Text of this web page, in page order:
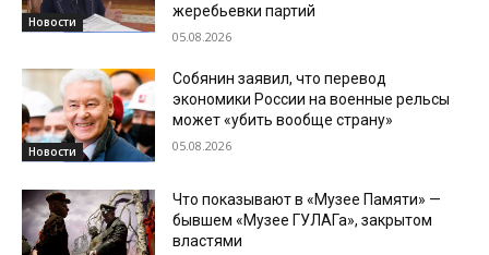
Новости
жеребьевки партий
05.08.2026
Новости
Собянин заявил, что перевод
экономики России на военные рельсы
может «убить вообще страну»
05.08.2026
Что показывают в «Музее Памяти» —
бывшем «Музее ГУЛАГа», закрытом
властями